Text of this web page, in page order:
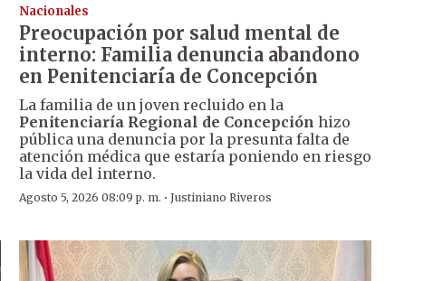
Nacionales
Preocupación por salud mental de
interno: Familia denuncia abandono
en Penitenciaría de Concepción
La familia de un joven recluido en la
Penitenciaría Regional de Concepción hizo
pública una denuncia por la presunta falta de
atención médica que estaría poniendo en riesgo
la vida del interno.
Agosto 5, 2026 08:09 p. m. · Justiniano Riveros